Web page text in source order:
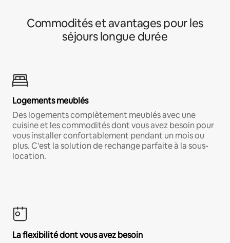
Commodités et avantages pour les
séjours longue durée
Logements meublés
Des logements complètement meublés avec une
cuisine et les commodités dont vous avez besoin pour
vous installer confortablement pendant un mois ou
plus. C'est la solution de rechange parfaite à la sous-
location.
La flexibilité dont vous avez besoin